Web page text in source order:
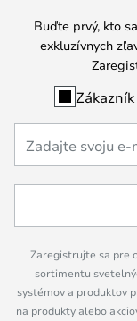
Buďte prvý, kto
exkluzívnych
Zaregistrujte sa pre
sortimentu
systémov a produktov
na produkty alebo